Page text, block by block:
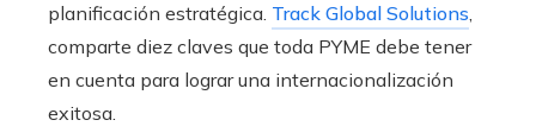
planificación estratégica. Track Global Solutions,
comparte diez claves que toda PYME debe tener
en cuenta para lograr una internacionalización
exitosa.